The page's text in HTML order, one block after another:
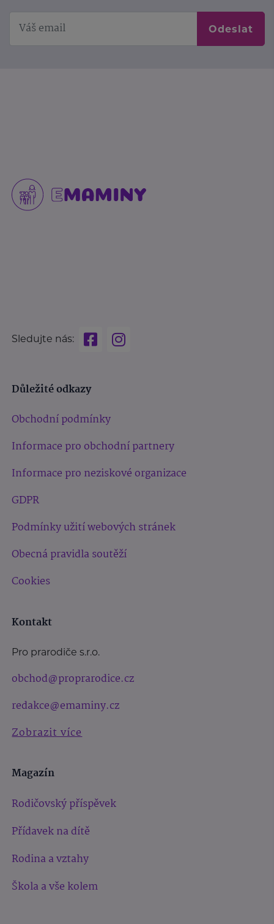
Odeslat
Sledujte nás:
Důležité odkazy
Obchodní podmínky
Informace pro obchodní partnery
Informace pro neziskové organizace
GDPR
Podmínky užití webových stránek
Obecná pravidla soutěží
Cookies
Kontakt
Pro prarodiče s.r.o.
obchod@proprarodice.cz
redakce@emaminy.cz
Zobrazit více
Magazín
Rodičovský příspěvek
Přídavek na dítě
Rodina a vztahy
Škola a vše kolem